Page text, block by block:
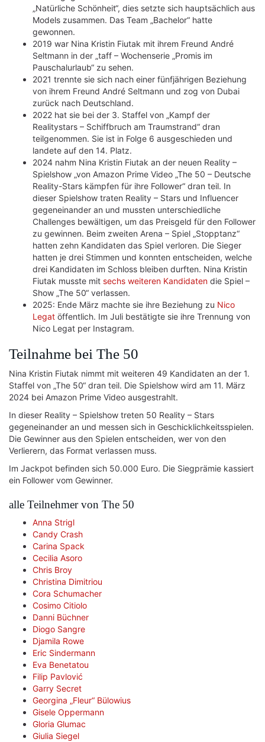
„Natürliche Schönheit“, dies setzte sich hauptsächlich aus
Models zusammen. Das Team „Bachelor“ hatte
gewonnen.
2019 war Nina Kristin Fiutak mit ihrem Freund André
Seltmann in der „taff – Wochenserie „Promis im
Pauschalurlaub“ zu sehen.
2021 trennte sie sich nach einer fünfjährigen Beziehung
von ihrem Freund André Seltmann und zog von Dubai
zurück nach Deutschland.
2022 hat sie bei der 3. Staffel von „Kampf der
Realitystars – Schiffbruch am Traumstrand“ dran
teilgenommen. Sie ist in Folge 6 ausgeschieden und
landete auf den 14. Platz.
2024 nahm Nina Kristin Fiutak an der neuen Reality –
Spielshow „von Amazon Prime Video „The 50 – Deutsche
Reality-Stars kämpfen für ihre Follower“ dran teil. In
dieser Spielshow traten Reality – Stars und Influencer
gegeneinander an und mussten unterschiedliche
Challenges bewältigen, um das Preisgeld für den Follower
zu gewinnen. Beim zweiten Arena – Spiel „Stopptanz“
hatten zehn Kandidaten das Spiel verloren. Die Sieger
hatten je drei Stimmen und konnten entscheiden, welche
drei Kandidaten im Schloss bleiben durften. Nina Kristin
Fiutak musste mit sechs weiteren Kandidaten die Spiel –
Show „The 50“ verlassen.
2025: Ende März machte sie ihre Beziehung zu Nico
Legat öffentlich. Im Juli bestätigte sie ihre Trennung von
Nico Legat per Instagram.
Teilnahme bei The 50
Nina Kristin Fiutak nimmt mit weiteren 49 Kandidaten an der 1.
Staffel von „The 50“ dran teil. Die Spielshow wird am 11. März
2024 bei Amazon Prime Video ausgestrahlt.
In dieser Reality – Spielshow treten 50 Reality – Stars
gegeneinander an und messen sich in Geschicklichkeitsspielen.
Die Gewinner aus den Spielen entscheiden, wer von den
Verlierern, das Format verlassen muss.
Im Jackpot befinden sich 50.000 Euro. Die Siegprämie kassiert
ein Follower vom Gewinner.
alle Teilnehmer von The 50
Anna Strigl
Candy Crash
Carina Spack
Cecilia Asoro
Chris Broy
Christina Dimitriou
Cora Schumacher
Cosimo Citiolo
Danni Büchner
Diogo Sangre
Djamila Rowe
Eric Sindermann
Eva Benetatou
Filip Pavlović
Garry Secret
Georgina „Fleur“ Bülowius
Gisele Oppermann
Gloria Glumac
Giulia Siegel